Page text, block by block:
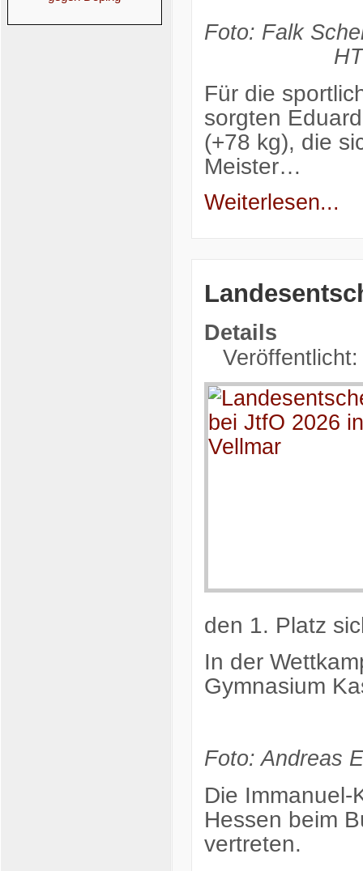
Für die
sorgten
(+78 kg), die
Meister…
Weiterlesen...
Details
den 1. Platz
In der
Gymnasium
Foto: Andreas
Die Immanuel-
Hessen beim
vertreten.